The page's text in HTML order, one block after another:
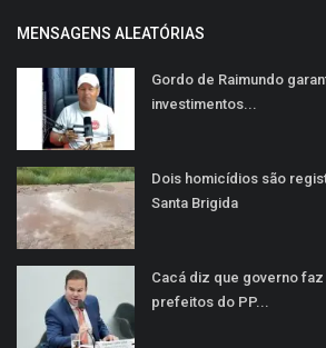
MENSAGENS ALEATÓRIAS
Gordo de Raimundo
investimentos...
Dois homicídios são
Santa Brigida
Cacá diz que governo
prefeitos do PP...